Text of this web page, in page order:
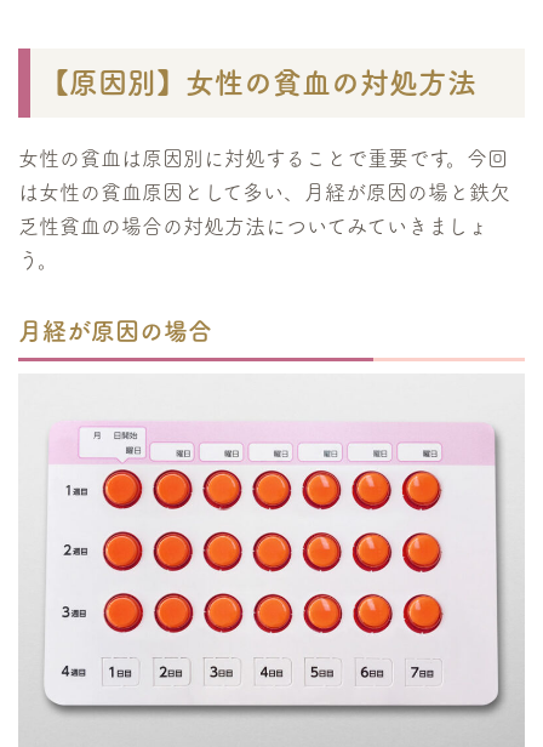
【原因別】女性の貧血の対処方法
女性の貧血は原因別に対処することで重要です。今回
は女性の貧血原因として多い、月経が原因の場と鉄欠
乏性貧血の場合の対処方法についてみていきましょ
う。
月経が原因の場合